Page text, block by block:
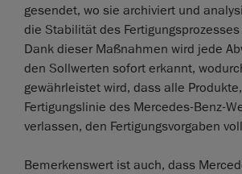
gesendet, wo sie archiviert und
die Stabilität des
Dank dieser Maßnahmen wird jede
den Sollwerten sofort erkannt,
gewährleistet wird, dass alle
Fertigungslinie des Mercedes-Benz-
verlassen, den Fertigungsvorgaben
Bemerkenswert ist auch, dass